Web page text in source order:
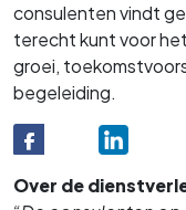
consulenten vindt
terecht kunt voor
groei,
begeleiding.
Over de